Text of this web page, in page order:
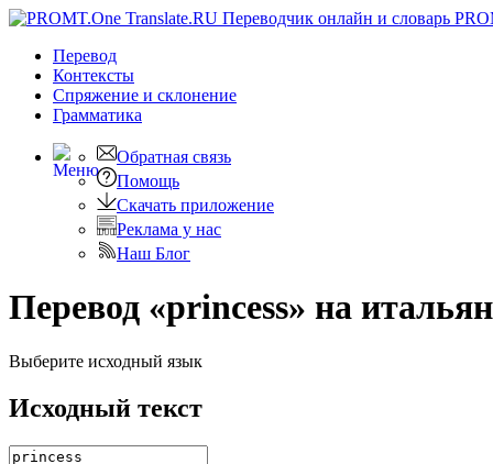
Перевод
Контексты
Спряжение и склонение
Грамматика
Обратная связь
Помощь
Скачать приложение
Реклама у нас
Наш Блог
Перевод «princess» на
Выберите исходный язык
Исходный текст